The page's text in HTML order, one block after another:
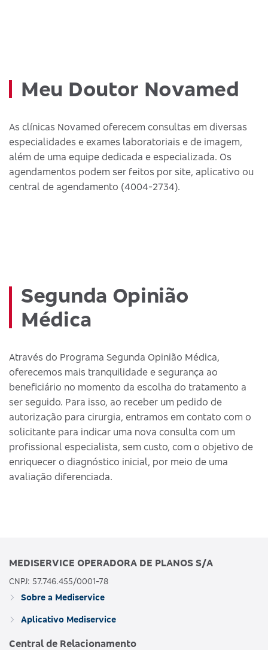
Meu Doutor Novamed
As clínicas Novamed oferecem consultas em diversas
especialidades e exames laboratoriais e de imagem,
além de uma equipe dedicada e especializada. Os
agendamentos podem ser feitos por site, aplicativo ou
central de agendamento (4004-2734).
Segunda Opinião
Médica
Através do Programa Segunda Opinião Médica,
oferecemos mais tranquilidade e segurança ao
beneficiário no momento da escolha do tratamento a
ser seguido. Para isso, ao receber um pedido de
autorização para cirurgia, entramos em contato com o
solicitante para indicar uma nova consulta com um
profissional especialista, sem custo, com o objetivo de
enriquecer o diagnóstico inicial, por meio de uma
avaliação diferenciada.
MEDISERVICE OPERADORA DE PLANOS S/A
CNPJ: 57.746.455/0001-78
Sobre a Mediservice
Aplicativo Mediservice
Central de Relacionamento